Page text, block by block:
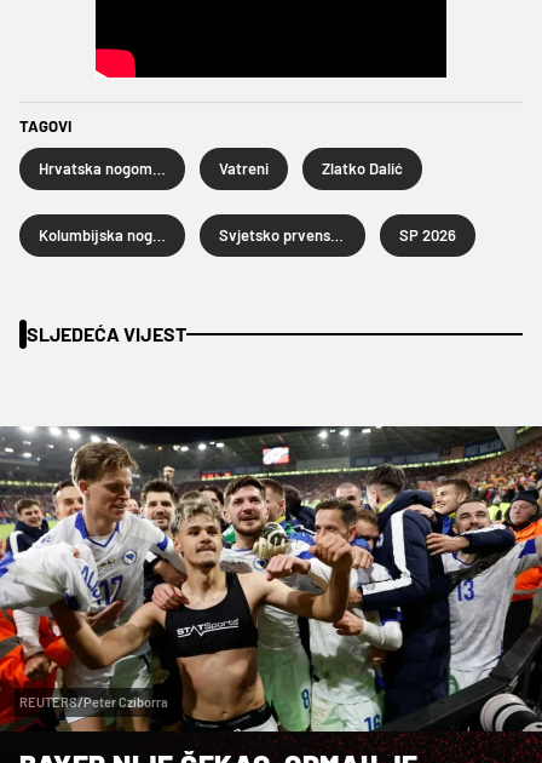
TAGOVI
Vatreni Zlatko Dalić
SP 2026
SLJEDEĆA VIJEST
REUTERS/Peter Cziborra